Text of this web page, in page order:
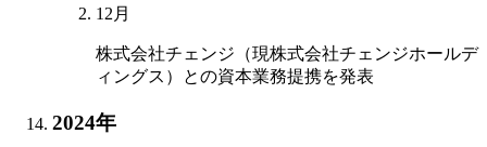
12月
株式会社チェンジ（現株式会社チェンジホールデ
ィングス）との資本業務提携を発表
2024年